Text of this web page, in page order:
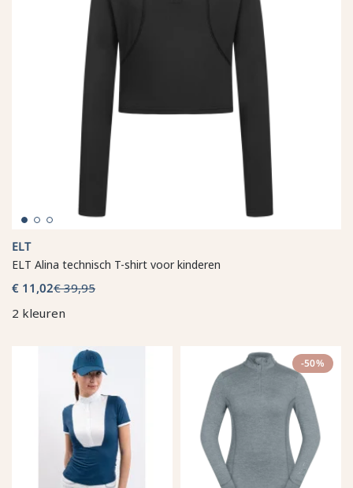
ELT
ELT Alina technisch T-shirt voor kinderen
€ 11,02€ 39,95
2 kleuren
-50%